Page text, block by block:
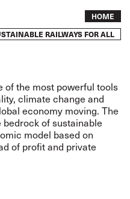
Breadcrumb
HOME
RAILWAYS FOR ALL
of the most powerful tools
climate change and
economy moving. The
of sustainable
model based on
of profit and private